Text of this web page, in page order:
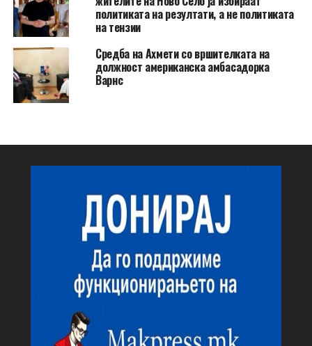
политиката на резултати, а не политиката
на тензии
Средба на Ахмети со вршителката на
должност американска амбасадорка
Варнс